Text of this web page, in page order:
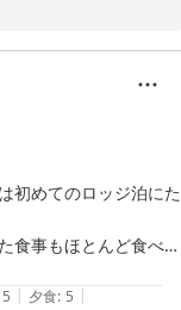
があるとよかったで
ます。今後の改善点
ていきたいと思い
りください。
初めてのロッジ泊にた
食事もほとんど食べれ
さんが親切にご対応
。
5 | 夕食: 5 |